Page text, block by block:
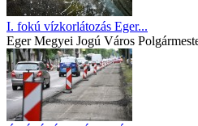
I. fokú vízkorlátozás Eger...
Eger Megyei Jogú Város